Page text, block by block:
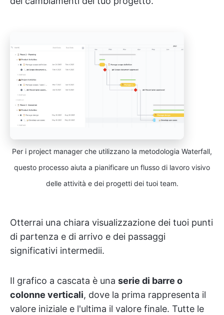
Per i project manager che utilizzano la metodologia Waterfall,
questo processo aiuta a pianificare un flusso di lavoro visivo
delle attività e dei progetti dei tuoi team.
Otterrai una chiara visualizzazione dei tuoi punti
di partenza e di arrivo e dei passaggi
significativi intermedii.
Il grafico a cascata è una serie di barre o
colonne verticali, dove la prima rappresenta il
valore iniziale e l'ultima il valore finale. Tutte le